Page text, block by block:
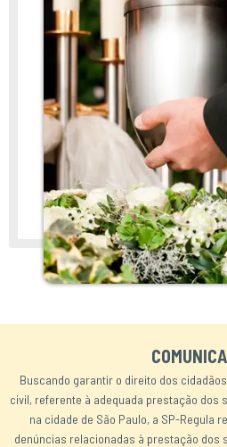
Buscando garantir o direito dos
civil, referente à adequada prestação
na cidade de São Paulo, a SP-Regula
denúncias relacionadas à prestação dos